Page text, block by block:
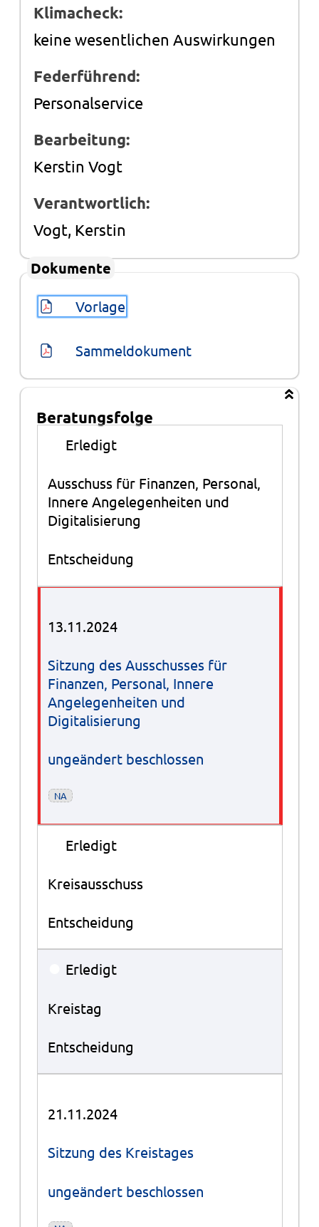
Klimacheck:
keine wesentlichen Auswirkungen
Federführend:
Personalservice
Bearbeitung:
Kerstin Vogt
Verantwortlich:
Vogt, Kerstin
Dokumente
Vorlage
Sammeldokument
Beratungsfolge
Beratungsfolge
Erledigt
Ausschuss für Finanzen, Personal,
Innere Angelegenheiten und
Digitalisierung
Entscheidung
13.11.2024
Sitzung des Ausschusses für
Finanzen, Personal, Innere
Angelegenheiten und
Digitalisierung
ungeändert beschlossen
NA
Erledigt
Kreisausschuss
Entscheidung
Erledigt
Kreistag
Entscheidung
21.11.2024
Sitzung des Kreistages
ungeändert beschlossen